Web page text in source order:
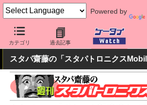
Powered by
カテゴリ 過去記事
ケータイ Watch 周辺機器/アクセサリー
スタパ齋藤の「スタパトロニクス